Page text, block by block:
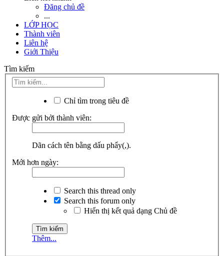
Đăng chủ đề
...
LỚP HỌC
Thành viên
Liên hệ
Giới Thiệu
Tìm kiếm
Chỉ tìm trong tiêu đề
Được gửi bởi thành viên:
Dãn cách tên bằng dấu phẩy(,).
Mới hơn ngày:
Search this thread only
Search this forum only
Hiển thị kết quả dạng Chủ đề
Thêm...